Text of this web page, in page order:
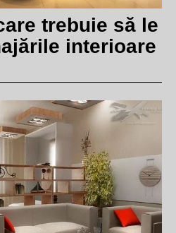
trebuie să le
interioare